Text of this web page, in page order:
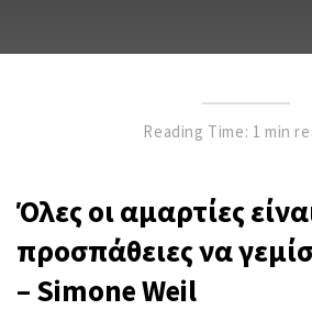
Reading Time: 1 min
Όλες οι αμαρτίες
προσπάθειες να
– Simone Weil